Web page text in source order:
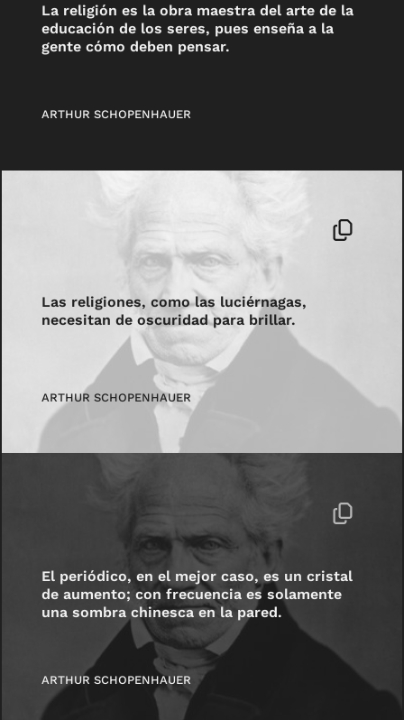
La religión es la obra maestra del arte de la
educación de los seres, pues enseña a la
gente cómo deben pensar.
ARTHUR SCHOPENHAUER
Las religiones, como las luciérnagas,
necesitan de oscuridad para brillar.
ARTHUR SCHOPENHAUER
El periódico, en el mejor caso, es un cristal
de aumento; con frecuencia es solamente
una sombra chinesca en la pared.
ARTHUR SCHOPENHAUER